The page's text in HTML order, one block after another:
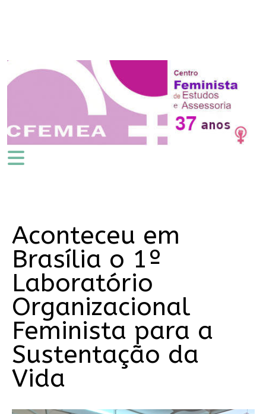
Aconteceu em
Brasília o 1º
Laboratório
Organizacional
Feminista para a
Sustentação da
Vida